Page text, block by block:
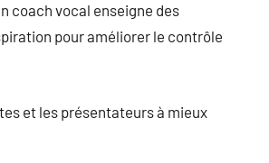
coach vocal enseigne des
pour améliorer le contrôle
et les présentateurs à mieux